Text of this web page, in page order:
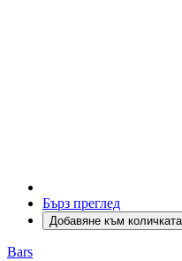
Бърз преглед
Добавяне към количката
Bars